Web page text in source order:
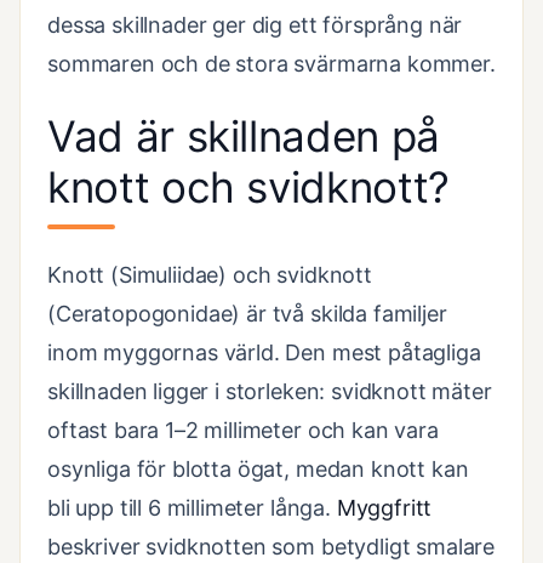
dessa skillnader ger dig ett försprång när
sommaren och de stora svärmarna kommer.
Vad är skillnaden på
knott och svidknott?
Knott (Simuliidae) och svidknott
(Ceratopogonidae) är två skilda familjer
inom myggornas värld. Den mest påtagliga
skillnaden ligger i storleken: svidknott mäter
oftast bara 1–2 millimeter och kan vara
osynliga för blotta ögat, medan knott kan
bli upp till 6 millimeter långa. Myggfritt
beskriver svidknotten som betydligt smalare